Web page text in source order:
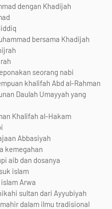
dengan Khadijah
bersama Khadijah
seorang nabi
khalifah Abd al-Rahman
Daulah Umayyah yang
Khalifah al-Hakam
Abbasiyah
kemegahan
aib dan dosanya
islam
Arwa
sultan dari Ayyubiyah
dalam ilmu tradisional